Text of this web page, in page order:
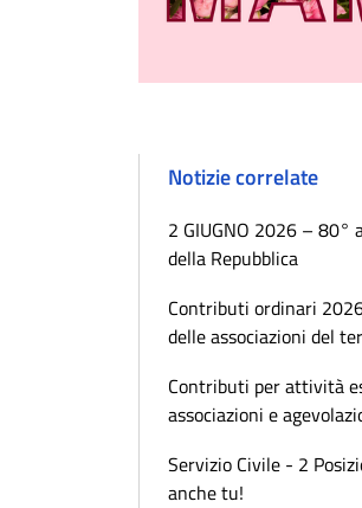
Notizie correlate
2 GIUGNO 2026 – 80°
della Repubblica
Contributi ordinari
delle associazioni del
Contributi per attività
associazioni e
Servizio Civile - 2
anche tu!